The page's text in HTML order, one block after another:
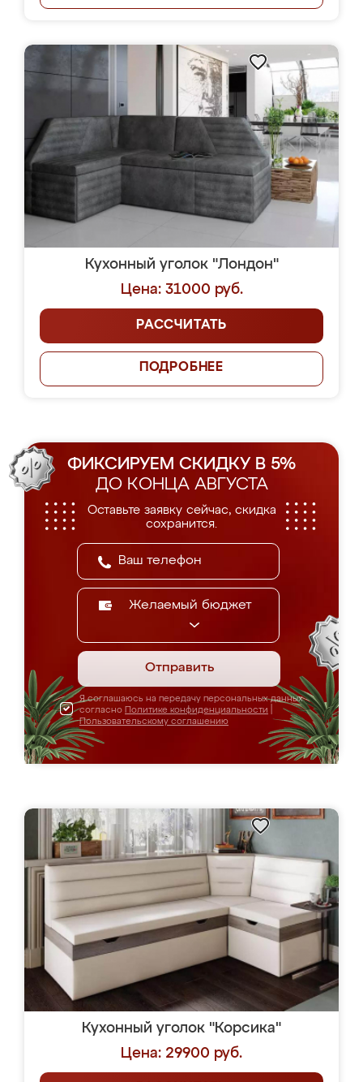
Кухонный уголок "Лондон"
Цена: 31000 руб.
РАССЧИТАТЬ
ПОДРОБНЕЕ
ФИКСИРУЕМ СКИДКУ В 5%
ДО КОНЦА АВГУСТА
Оставьте заявку сейчас, скидка
сохранится.
Желаемый бюджет
Отправить
Я соглашаюсь на передачу персональных данных
согласно Политике конфиденциальности
Пользовательскому соглашению
Кухонный уголок "Корсика"
Цена: 29900 руб.